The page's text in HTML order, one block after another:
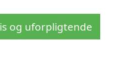
og uforpligtende